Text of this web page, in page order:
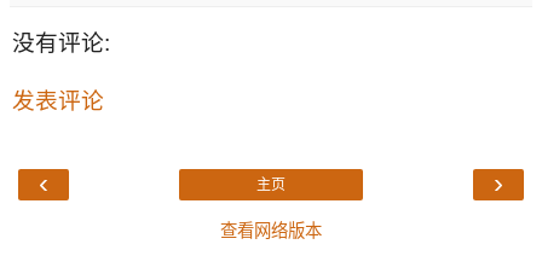
没有评论:
发表评论
‹ ›
主页
查看网络版本